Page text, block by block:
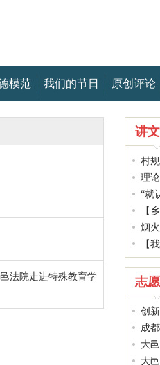
模范 我们的节日 原创评论
法院走进特殊教育学
讲
村
易
理
邑
“就
仁
【
的
烟
文
【
志
创
成
老
大
大